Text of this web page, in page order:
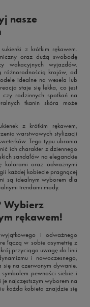
nasze
z krótkim rękawem.
oraz dużą swobodę
wakacyjnych wyjazdów.
różnorodnością krojów, od
idealne na wesela lub
staje się lekka, co jest
rodzinnych spotkań na
tkanin skóra może
z krótkim rękawem,
warstwowych stylizacji
Tego typu ubrania
ich charakter z dziennego
sandałów na eleganckie
kolorami oraz odważnymi
każdej kobiecie pragnącej
są idealnym wyborem dla
trendami mody.
Wybierz
rękawem!
i odważnego
łączą w sobie asymetrię z
krój przyciąga uwagę do linii
i nowoczesnego,
się na czerwonym dywanie.
symbolem pewności siebie i
najczęstszym wyborem na
każda kobieta znajdzie się